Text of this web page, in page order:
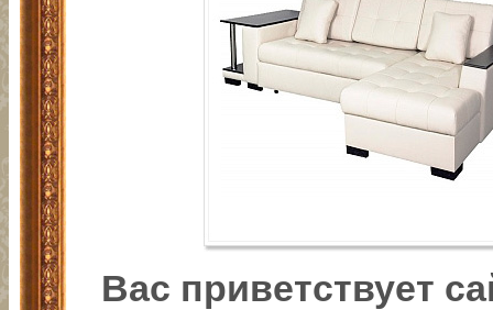
Вас приветствует